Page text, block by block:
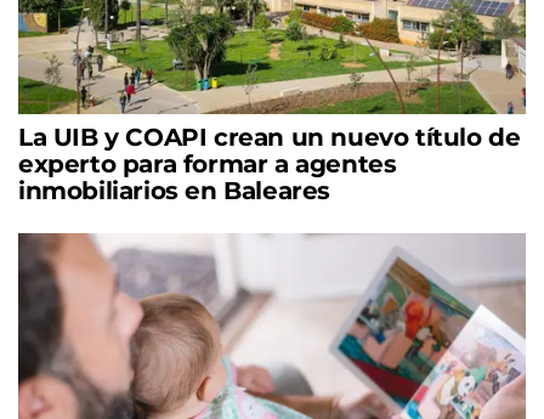
La UIB y COAPI crean un nuevo título de
experto para formar a agentes
inmobiliarios en Baleares